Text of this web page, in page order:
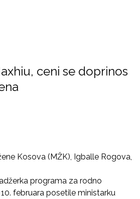
ceni se doprinos
Kosova (MŽK), Igballe Rogova,
programa za rodno
februara posetile ministarku